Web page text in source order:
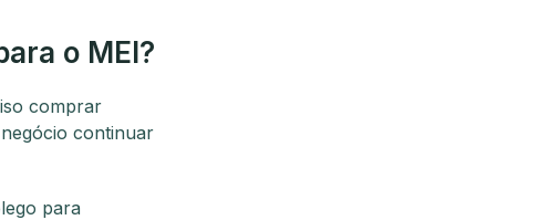
o MEI?
comprar
continuar
para